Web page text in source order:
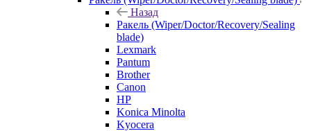
Назад
Ракель (Wiper/Doctor/Recovery/Sealing
blade)
Lexmark
Pantum
Brother
Canon
HP
Konica Minolta
Kyocera